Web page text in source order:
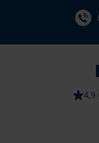
4,9